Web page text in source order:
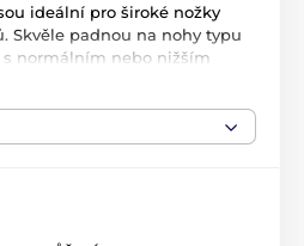
ideální pro široké nožky
Skvěle padnou na nohy typu
normálním nebo nižším
což znamená, že se
miskovou gumovou